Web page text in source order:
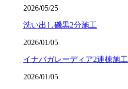
2026/05/25
洗い出し磯黒2分施工
2026/01/05
イナバガレーディア2連棟施工
2026/01/05